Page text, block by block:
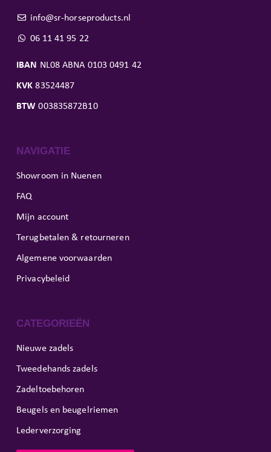
info@sr-horseproducts.nl
06 11 41 95 22
IBAN NL08 ABNA 0103 0491 42
KVK 83524487
BTW 003835872B10
NAVIGATIE
Showroom in Nuenen
FAQ
Mijn account
Terugbetalen & retourneren
Algemene voorwaarden
Privacybeleid
CATEGORIEËN
Nieuwe zadels
Tweedehands zadels
Zadeltoebehoren
Beugels en beugelriemen
Lederverzorging